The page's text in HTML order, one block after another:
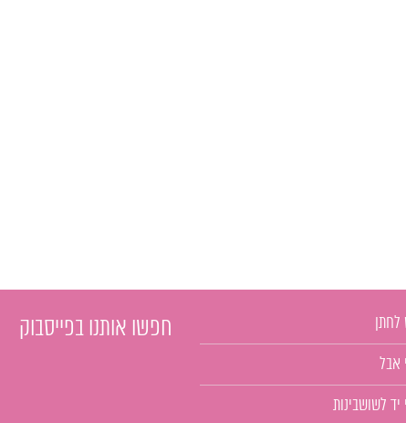
לחתן
אבל
יד לשושבינות
חפשו אותנו בפייסבוק